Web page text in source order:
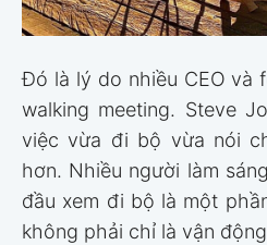
Đó là lý do nhiều CEO và
walking meeting. Steve
việc vừa đi bộ vừa nói
hơn. Nhiều người làm
đầu xem đi bộ là một
không phải chỉ là vận